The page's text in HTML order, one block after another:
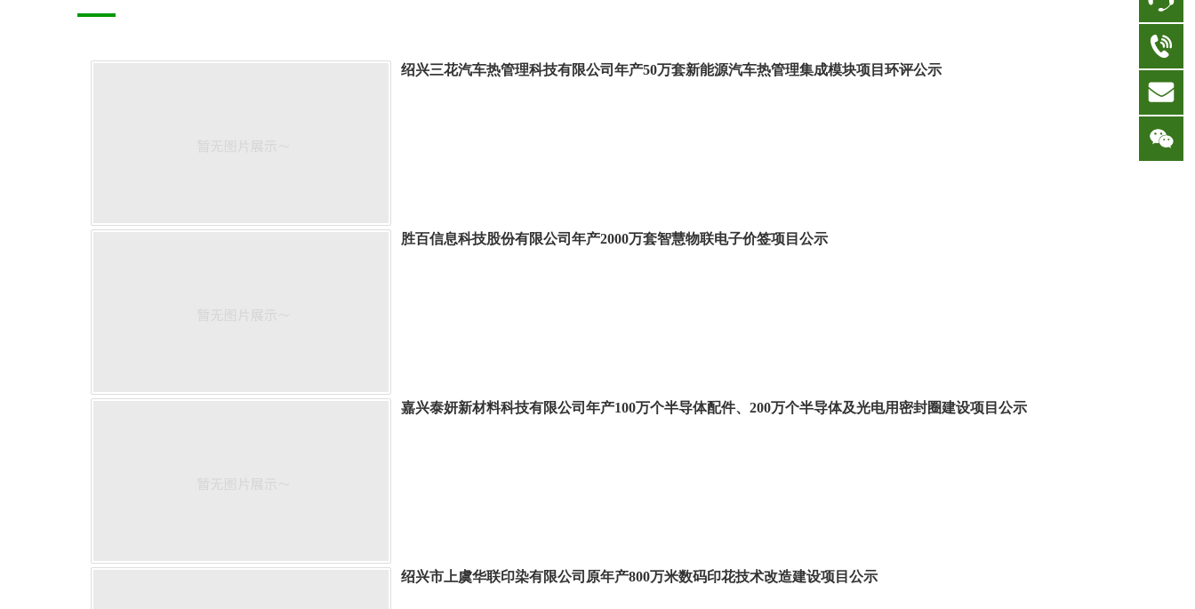
绍兴三花汽车热管理科技有限公司年产50万套新能源汽车热管理集成模块项目环评公示
胜百信息科技股份有限公司年产2000万套智慧物联电子价签项目公示
嘉兴泰妍新材料科技有限公司年产100万个半导体配件、200万个半导体及光电用密封圈建设项目公示
绍兴市上虞华联印染有限公司原年产800万米数码印花技术改造建设项目公示